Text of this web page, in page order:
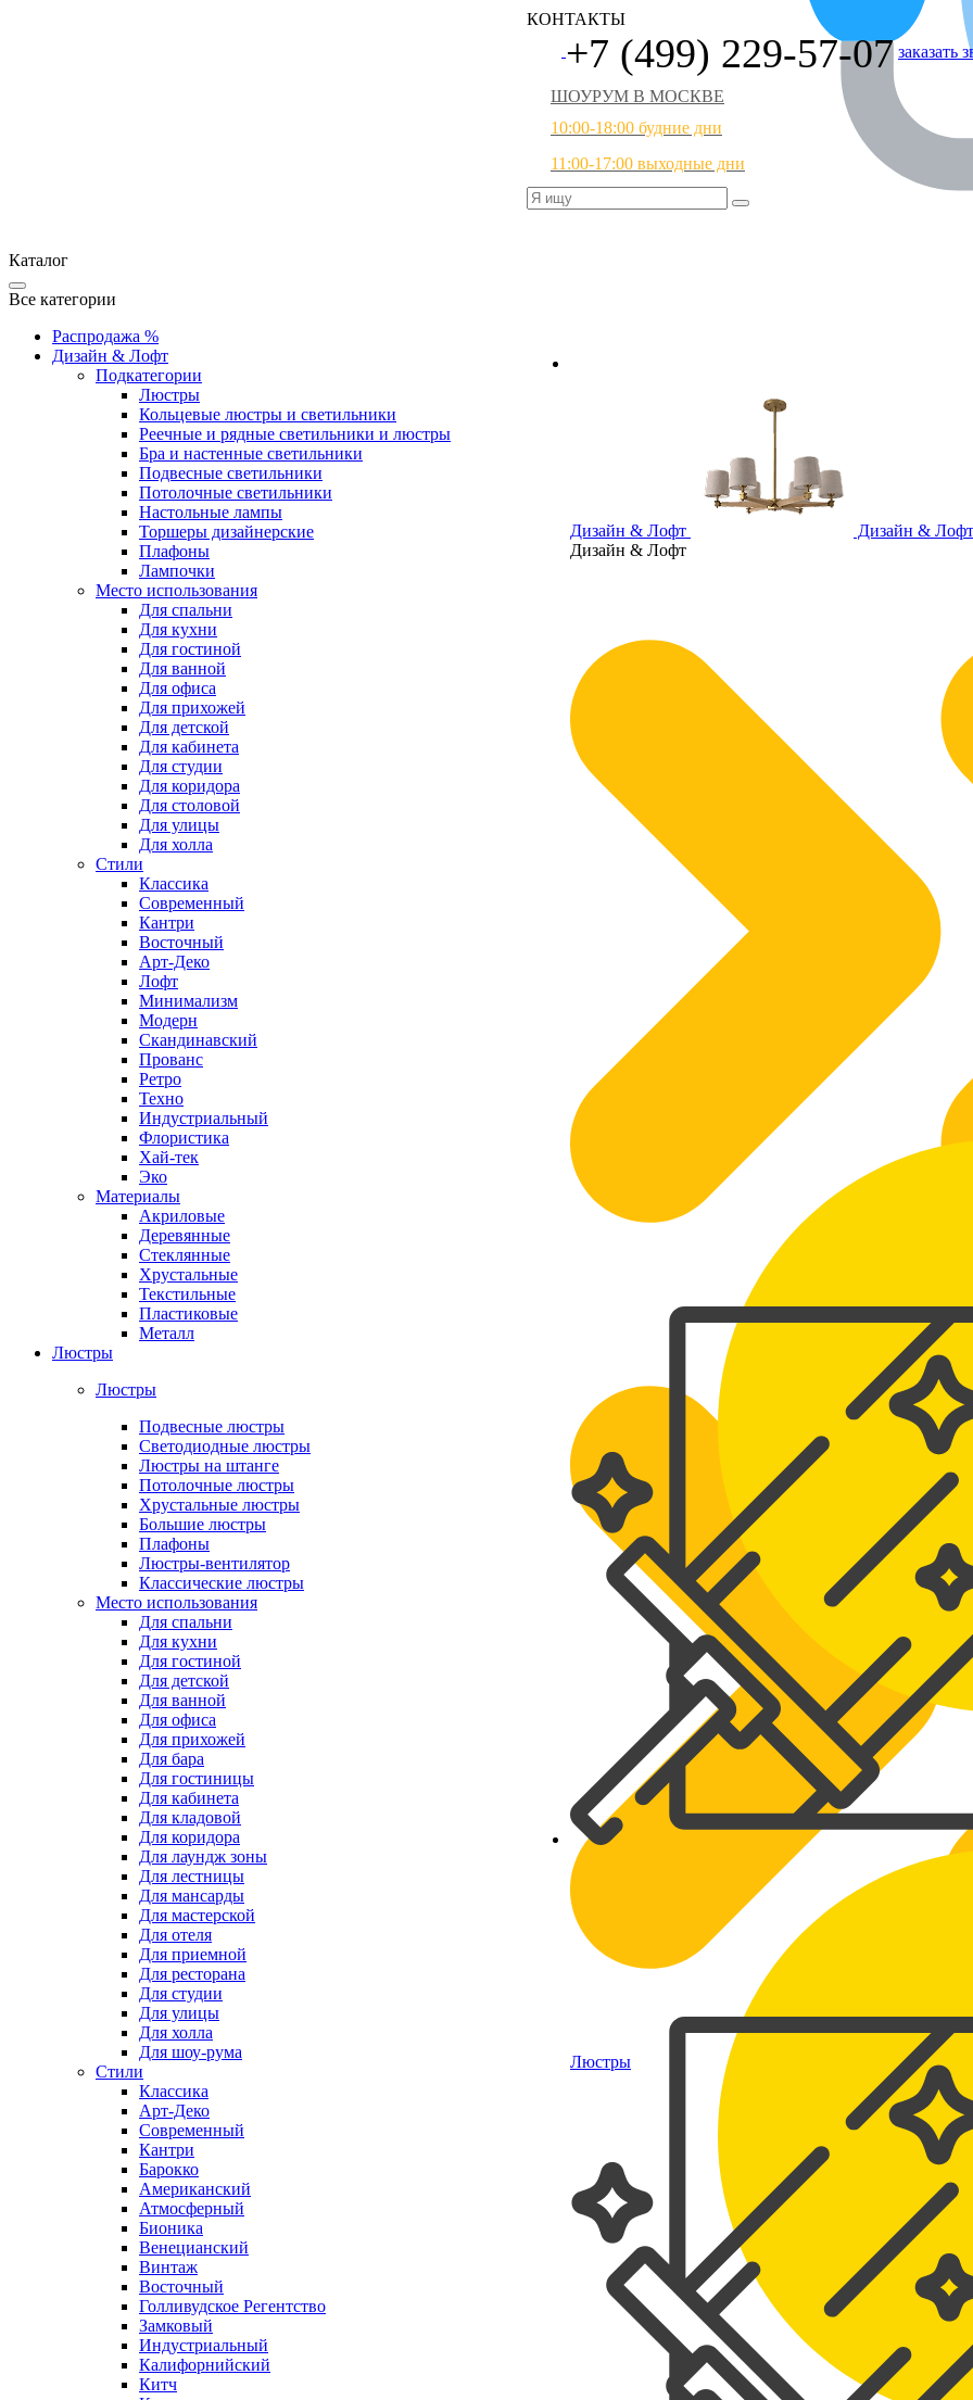
Дизайн & Лофт
Дизайн & Лофт
Дизайн & Лофт
Люстры
КОНТАКТЫ
+7 (499) 229-57-07 заказать
ШОУРУМ В МОСКВЕ
10:00-18:00 будние дни
11:00-17:00 выходные дни
Каталог
Все категории
Распродажа %
Дизайн & Лофт
Подкатегории
Люстры
Кольцевые люстры и светильники
Реечные и рядные светильники и люстры
Бра и настенные светильники
Подвесные светильники
Потолочные светильники
Настольные лампы
Торшеры дизайнерские
Плафоны
Лампочки
Место использования
Для спальни
Для кухни
Для гостиной
Для ванной
Для офиса
Для прихожей
Для детской
Для кабинета
Для студии
Для коридора
Для столовой
Для улицы
Для холла
Стили
Классика
Современный
Кантри
Восточный
Арт-Деко
Лофт
Минимализм
Модерн
Скандинавский
Прованс
Ретро
Техно
Индустриальный
Флористика
Хай-тек
Эко
Материалы
Акриловые
Деревянные
Стеклянные
Хрустальные
Текстильные
Пластиковые
Металл
Люстры
Люстры
Подвесные люстры
Светодиодные люстры
Люстры на штанге
Потолочные люстры
Хрустальные люстры
Большие люстры
Плафоны
Люстры-вентилятор
Классические люстры
Место использования
Для спальни
Для кухни
Для гостиной
Для детской
Для ванной
Для офиса
Для прихожей
Для бара
Для гостиницы
Для кабинета
Для кладовой
Для коридора
Для лаундж зоны
Для лестницы
Для мансарды
Для мастерской
Для отеля
Для приемной
Для ресторана
Для студии
Для улицы
Для холла
Для шоу-рума
Стили
Классика
Арт-Деко
Современный
Кантри
Барокко
Американский
Атмосферный
Бионика
Венецианский
Винтаж
Восточный
Голливудское Регентство
Замковый
Индустриальный
Калифорнийский
Китч